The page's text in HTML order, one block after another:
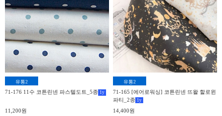
유통2
71-176 11수 코튼린넨 파스텔도트_5종 1 y
11,200원
유통2
71-165 [에어로워싱] 코튼린넨 뜨왈 할로윈
파티_2종 1 y
14,400원